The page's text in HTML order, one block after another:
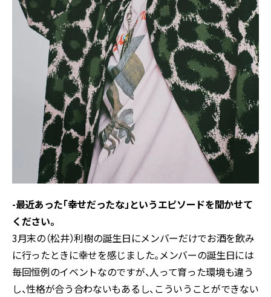
-最近あった「幸せだったな」というエピソードを聞かせて
ください。
3月末の（松井）利樹の誕生日にメンバーだけでお酒を飲み
に行ったときに幸せを感じました。メンバーの誕生日には
毎回恒例のイベントなのですが、人って育った環境も違う
し、性格が合う合わないもあるし、こういうことができない